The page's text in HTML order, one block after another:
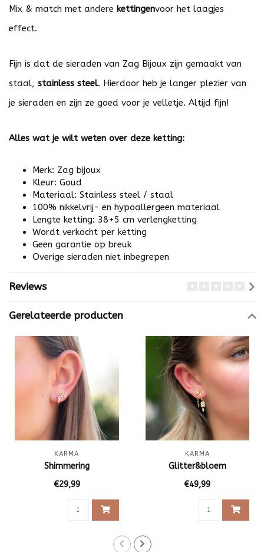
Mix & match met andere kettingenvoor het laagjes
effect.
Fijn is dat de sieraden van Zag Bijoux zijn gemaakt van
staal, stainless steel. Hierdoor heb je langer plezier van
je sieraden en zijn ze goed voor je velletje. Altijd fijn!
Alles wat je wilt weten over deze ketting:
Merk: Zag bijoux
Kleur: Goud
Materiaal: Stainless steel / staal
100% nikkelvrij- en hypoallergeen materiaal
Lengte ketting: 38+5 cm verlengketting
Wordt verkocht per ketting
Geen garantie op breuk
Overige sieraden niet inbegrepen
Reviews
Gerelateerde producten
KARMA
Shimmering
€29,99
KARMA
Glitter&bloem
€49,99